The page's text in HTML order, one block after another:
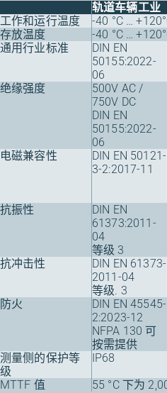
轨道车辆工业
工作和运行温度
-40 °C …
存放温度
-40 °C …
通用行业标准
DIN EN
50155:2022-
06
绝缘强度
500V AC /
750V DC
DIN EN
50155:2022-
06
电磁兼容性
DIN EN 50121-
3-2:2017-11
抗振性
DIN EN
61373:2011-
04
等级 3
抗冲击性
DIN EN 61373-
2011-04
等级. 3
防火
DIN EN 45545-
2:2023-12
NFPA 130 可
按需提供
测量侧的保护等
级
IP68
MTTF 值
55 °C 下为